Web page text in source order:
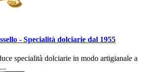
- Specialità dolciarie dal 1955
specialità dolciarie in modo artigianale a